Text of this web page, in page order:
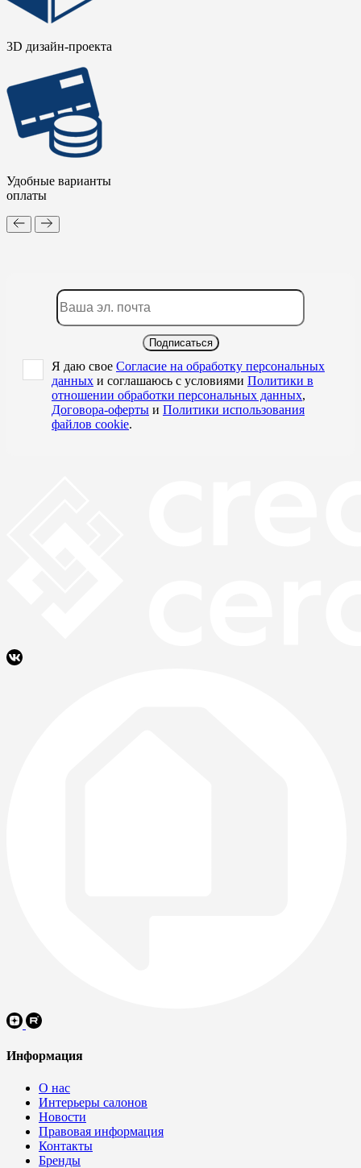
3D дизайн-проекта
Удобные варианты
оплаты
Подписаться
Я даю свое Согласие на обработку персональных
данных и соглашаюсь с условиями Политики в
отношении обработки персональных данных,
Договора-оферты и Политики использования
файлов cookie.
Информация
О нас
Интерьеры салонов
Новости
Правовая информация
Контакты
Бренды